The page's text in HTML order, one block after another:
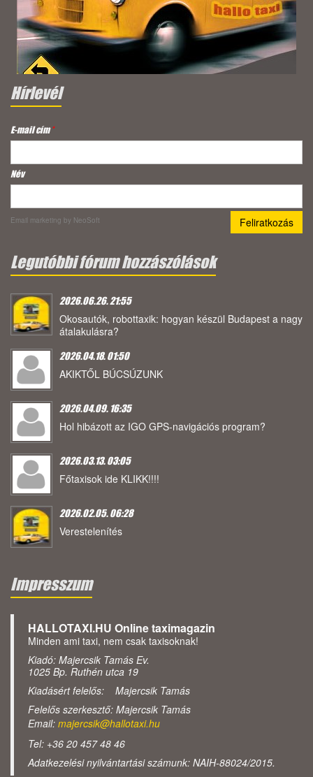
Hírlevél
E-mail cím*
Név
Email marketing by NeoSoft
Legutóbbi fórum hozzászólások
2026.06.26. 21:55
Okosautók, robottaxik: hogyan készül Budapest a nagy
átalakulásra?
2026.04.18. 01:50
AKIKTŐL BÚCSÚZUNK
2026.04.09. 16:35
Hol hibázott az IGO GPS-navigációs program?
2026.03.13. 03:05
Főtaxisok ide KLIKK!!!!
2026.02.05. 06:28
Verestelenítés
Impresszum
HALLOTAXI.HU Online taximagazin
Minden ami taxi, nem csak taxisoknak!
Kiadó: Majercsik Tamás Ev.
1025 Bp. Ruthén utca 19
Kiadásért felelős: Majercsik Tamás
Felelős szerkesztő: Majercsik Tamás
Email: majercsik@hallotaxi.hu
Tel: +36 20 457 48 46
Adatkezelési nyilvántartási számunk: NAIH-88024/2015.